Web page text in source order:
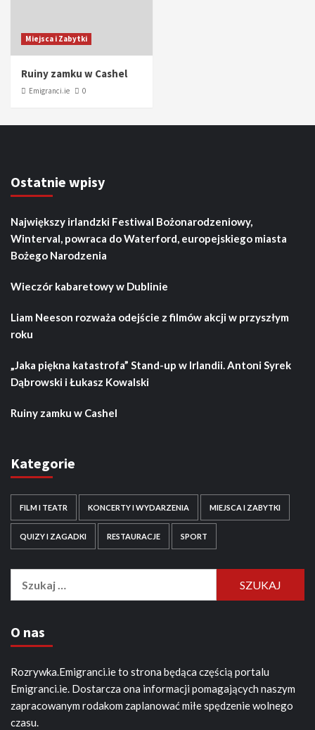
Miejsca i Zabytki
Ruiny zamku w Cashel
Emigranci.ie 0
Ostatnie wpisy
Największy irlandzki Festiwal Bożonarodzeniowy,
Winterval, powraca do Waterford, europejskiego miasta
Bożego Narodzenia
Wieczór kabaretowy w Dublinie
Liam Neeson rozważa odejście z filmów akcji w przyszłym
roku
„Jaka piękna katastrofa” Stand-up w Irlandii. Antoni Syrek
Dąbrowski i Łukasz Kowalski
Ruiny zamku w Cashel
Kategorie
FILM I TEATR KONCERTY I WYDARZENIA MIEJSCA I ZABYTKI
QUIZY I ZAGADKI RESTAURACJE SPORT
O nas
Rozrywka.Emigranci.ie to strona będąca częścią portalu
Emigranci.ie. Dostarcza ona informacji pomagających naszym
zapracowanym rodakom zaplanować miłe spędzenie wolnego
czasu.